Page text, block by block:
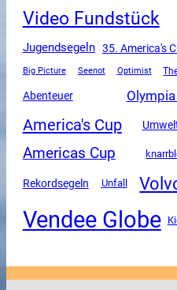
Video Fundstück
Jugendsegeln 35. America's
Big Picture Seenot Optimist
Abenteuer
America's Cup
Americas Cup
Rekordsegeln Unfall
Vendee Globe